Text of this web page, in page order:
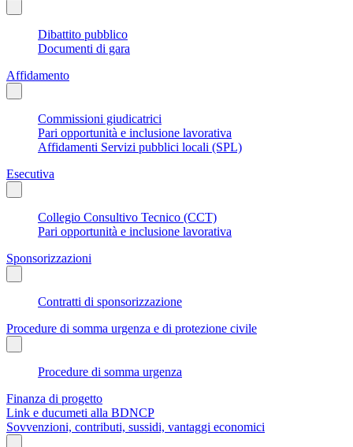
Dibattito pubblico
Documenti di gara
Affidamento
Commissioni giudicatrici
Pari opportunità e inclusione lavorativa
Affidamenti Servizi pubblici locali (SPL)
Esecutiva
Collegio Consultivo Tecnico (CCT)
Pari opportunità e inclusione lavorativa
Sponsorizzazioni
Contratti di sponsorizzazione
Procedure di somma urgenza e di protezione civile
Procedure di somma urgenza
Finanza di progetto
Link e ducumeti alla BDNCP
Sovvenzioni, contributi, sussidi, vantaggi economici